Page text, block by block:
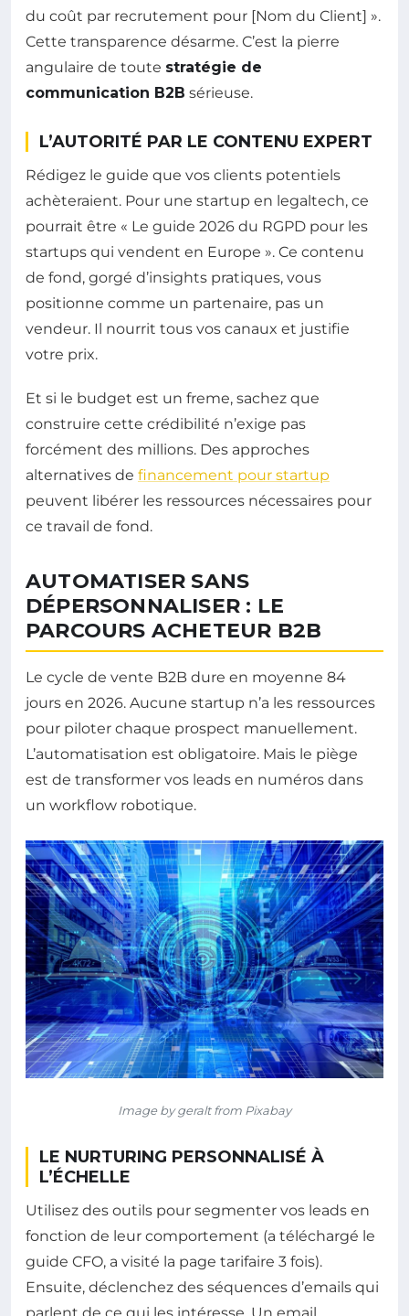
du coût par recrutement pour [Nom du Client] ».
Cette transparence désarme. C’est la pierre
angulaire de toute stratégie de
communication B2B sérieuse.
L’AUTORITÉ PAR LE CONTENU EXPERT
Rédigez le guide que vos clients potentiels
achèteraient. Pour une startup en legaltech, ce
pourrait être « Le guide 2026 du RGPD pour les
startups qui vendent en Europe ». Ce contenu
de fond, gorgé d’insights pratiques, vous
positionne comme un partenaire, pas un
vendeur. Il nourrit tous vos canaux et justifie
votre prix.
Et si le budget est un freme, sachez que
construire cette crédibilité n’exige pas
forcément des millions. Des approches
alternatives de financement pour startup
peuvent libérer les ressources nécessaires pour
ce travail de fond.
AUTOMATISER SANS
DÉPERSONNALISER : LE
PARCOURS ACHETEUR B2B
Le cycle de vente B2B dure en moyenne 84
jours en 2026. Aucune startup n’a les ressources
pour piloter chaque prospect manuellement.
L’automatisation est obligatoire. Mais le piège
est de transformer vos leads en numéros dans
un workflow robotique.
Image by geralt from Pixabay
LE NURTURING PERSONNALISÉ À
L’ÉCHELLE
Utilisez des outils pour segmenter vos leads en
fonction de leur comportement (a téléchargé le
guide CFO, a visité la page tarifaire 3 fois).
Ensuite, déclenchez des séquences d’emails qui